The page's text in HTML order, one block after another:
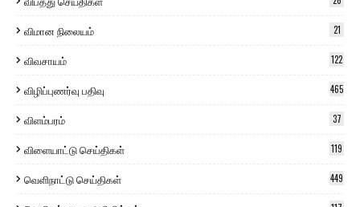
விமான நிலையம் 21
விவசாயம் 122
விழிப்புணர்வு பதிவு 465
விளம்பரம் 37
விளையாட்டு செய்திகள் 119
வெளிநாட்டு செய்திகள் 449